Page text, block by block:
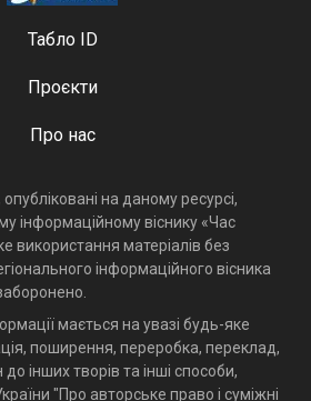
Табло ID
Проєкти
Про нас
на даному ресурсі,
інформаційному віснику «Час
використання матеріалів без
інформаційного вісника
мається на увазі будь-яке
поширення, переробка, переклад,
інших творів та інші способи,
"Про авторське право і суміжні